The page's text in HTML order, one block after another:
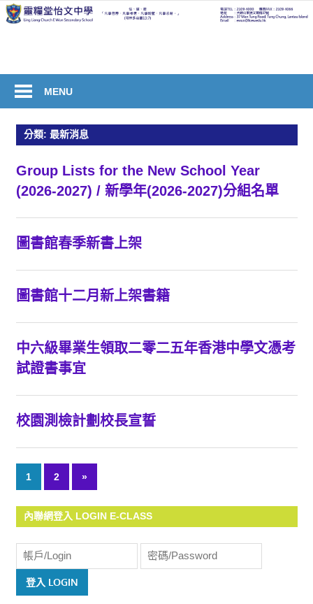
Skip
Ling
Liang
Church
Wun
Secondary
MENU
分類: 最新消息
Group Lists for the New School Year
(2026-2027) / 新學年(2026-2027)分組名單
圖書館春季新書上架
圖書館十二月新上架書籍
中六級畢業生領取二零二五年香港中學文憑考
試證書事宜
校園測檢計劃校長宣誓
文
章
導
覽
1 2
Next
Posts
»
內聯網登入 LOGIN E-CLASS